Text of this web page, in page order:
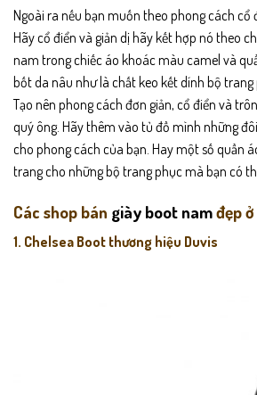
Ngoài ra nếu bạn muốn theo phong cách cổ
Hãy cổ điển và giản dị hãy kết hợp nó theo
nam trong chiếc áo khoác màu camel và
bốt da nâu như là chất keo kết dính bộ trang
Tạo nên phong cách đơn giản, cổ điển và
quý ông. Hãy thêm vào tủ đồ mình những
cho phong cách của bạn. Hay một số quần
trang cho những bộ trang phục mà bạn có
Các shop bán giày boot namđẹp
1. Chelsea Boot thương hiệu Duvis